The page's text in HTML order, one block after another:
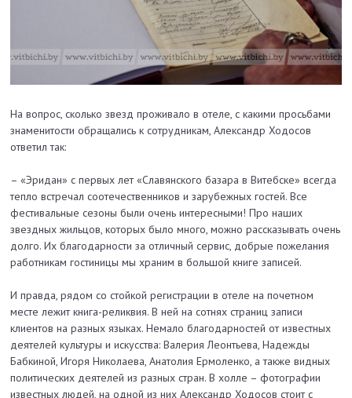
На вопрос, сколько звезд проживало в отеле, с какими просьбами
знаменитости обращались к сотрудникам, Александр Ходосов
ответил так:
– «Эридан» с первых лет «Славянского базара в Витебске» всегда
тепло встречал соотечественников и зарубежных гостей. Все
фестивальные сезоны были очень интересными! Про наших
звездных жильцов, которых было много, можно рассказывать очень
долго. Их благодарности за отличный сервис, добрые пожелания
работникам гостиницы мы храним в большой книге записей.
И правда, рядом со стойкой регистрации в отеле на почетном
месте лежит книга-реликвия. В ней на сотнях страниц записи
клиентов на разных языках. Немало благодарностей от известных
деятелей культуры и искусства: Валерия Леонтьева, Надежды
Бабкиной, Игоря Николаева, Анатолия Ермоленко, а также видных
политических деятелей из разных стран. В холле – фотографии
известных людей, на одной из них Александр Ходосов стоит с